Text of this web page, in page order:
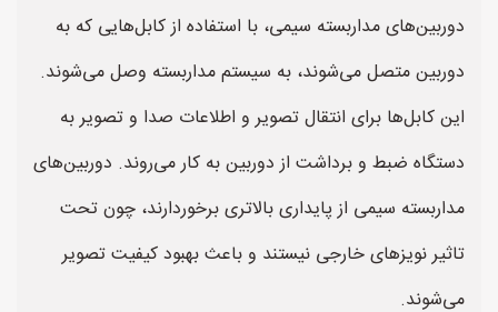
دوربین‌های مداربسته سیمی، با استفاده از کابل‌هایی که به
دوربین متصل می‌شوند، به سیستم مداربسته وصل می‌شوند.
این کابل‌ها برای انتقال تصویر و اطلاعات صدا و تصویر به
دستگاه ضبط و برداشت از دوربین به کار می‌روند. دوربین‌های
مداربسته سیمی از پایداری بالاتری برخوردارند، چون تحت
تاثیر نویزهای خارجی نیستند و باعث بهبود کیفیت تصویر
می‌شوند.